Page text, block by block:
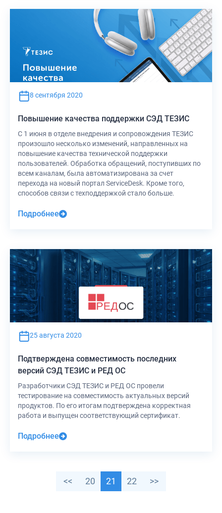
8 сентября 2020
Повышение качества поддержки СЭД ТЕЗИС
С 1 июня в отделе внедрения и сопровождения ТЕЗИС
произошло несколько изменений, направленных на
повышение качества технической поддержки
пользователей. Обработка обращений, поступивших по
всем каналам, была автоматизирована за счет
перехода на новый портал ServiceDesk. Кроме того,
способов связи с техподдержкой стало больше.
Подробнее
25 августа 2020
Подтверждена совместимость последних
версий СЭД ТЕЗИС и РЕД ОС
Разработчики СЭД ТЕЗИС и РЕД ОС провели
тестирование на совместимость актуальных версий
продуктов. По его итогам подтверждена корректная
работа и выпущен соответствующий сертификат.
Подробнее
<< 20 21 22 >>